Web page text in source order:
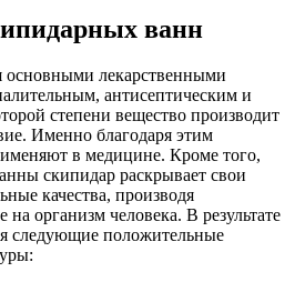
ванн
основными лекарственными
антисептическим и
степени вещество производит
Именно благодаря этим
в медицине. Кроме того,
скипидар раскрывает свои
качества, производя
организм человека. В результате
следующие положительные